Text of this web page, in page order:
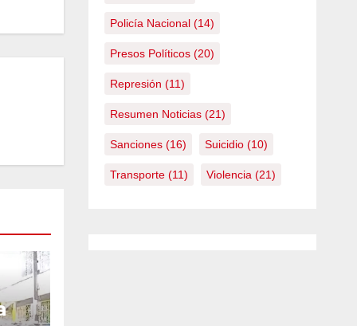
Policía Nacional(14)
Presos Políticos(20)
Represión (11)
Resumen Noticias(21)
Sanciones(16) Suicidio(10)
Transporte(11) Violencia (21)